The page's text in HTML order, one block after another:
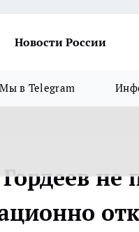
Новости России
Мы в Telegram